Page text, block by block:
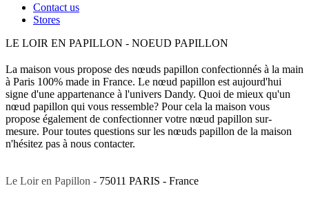
Contact us
Stores
LE LOIR EN PAPILLON - NOEUD PAPILLON
La maison vous propose des nœuds papillon confectionnés à la main
à Paris 100% made in France. Le nœud papillon est aujourd'hui
signe d'une appartenance à l'univers Dandy. Quoi de mieux qu'un
nœud papillon qui vous ressemble? Pour cela la maison vous
propose également de confectionner votre nœud papillon sur-
mesure. Pour toutes questions sur les nœuds papillon de la maison
n'hésitez pas à nous contacter.
Le Loir en Papillon - 75011 PARIS - France